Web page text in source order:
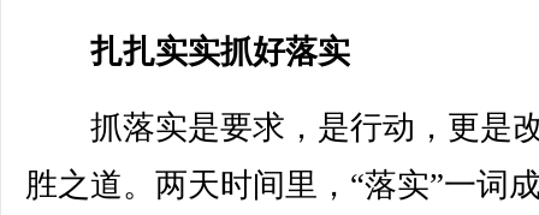
扎扎实实抓好落实
抓落实是要求，是行动，更是
胜之道。两天时间里，“落实”一词